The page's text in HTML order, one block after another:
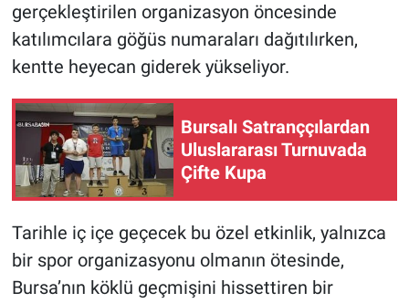
gerçekleştirilen organizasyon öncesinde
katılımcılara göğüs numaraları dağıtılırken,
kentte heyecan giderek yükseliyor.
Bursalı Satranççılardan
Uluslararası Turnuvada
Çifte Kupa
Tarihle iç içe geçecek bu özel etkinlik, yalnızca
bir spor organizasyonu olmanın ötesinde,
Bursa’nın köklü geçmişini hissettiren bir
Nöbetçi Eczaneler